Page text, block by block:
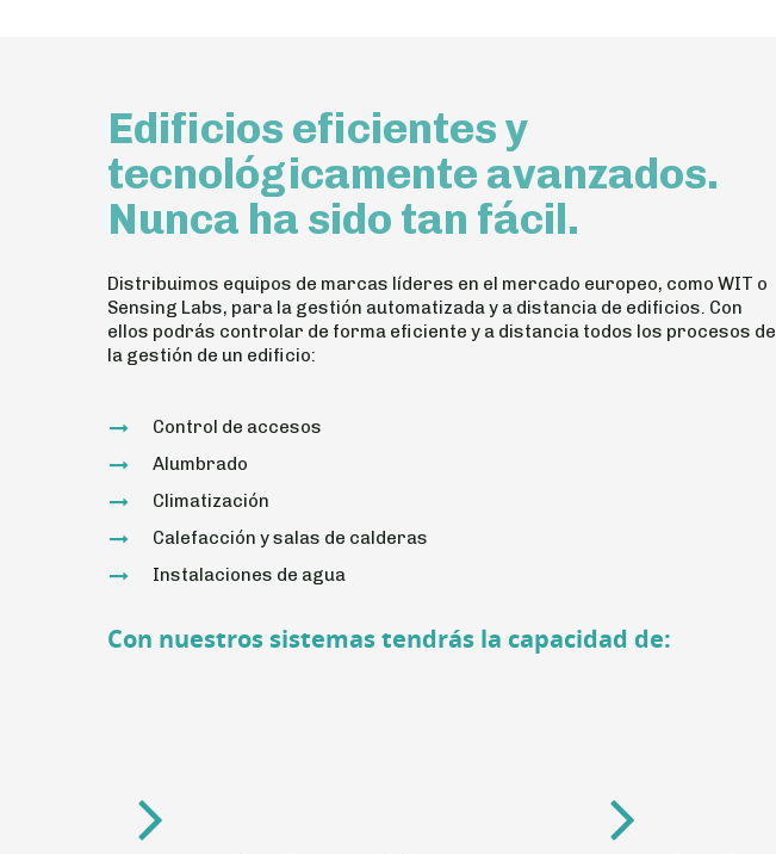
Edificios eficientes y
tecnológicamente avanzados.
Nunca ha sido tan fácil.
Distribuimos equipos de marcas líderes en el mercado europeo, como WIT o
Sensing Labs, para la gestión automatizada y a distancia de edificios. Con
ellos podrás controlar de forma eficiente y a distancia todos los procesos de
la gestión de un edificio:
Control de accesos
Alumbrado
Climatización
Calefacción y salas de calderas
Instalaciones de agua
Con nuestros sistemas tendrás la capacidad de: